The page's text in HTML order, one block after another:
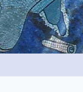
Skip
to
content